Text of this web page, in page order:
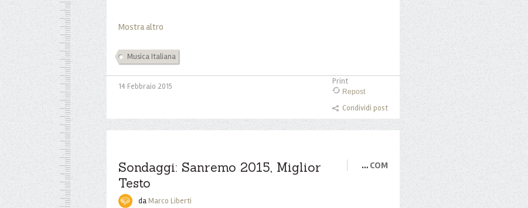
Mostra altro
Musica Italiana
14 Febbraio 2015
Print
Repost
Condividi post
Sondaggi: Sanremo 2015, Miglior
Testo
… COM
daMarco Liberti